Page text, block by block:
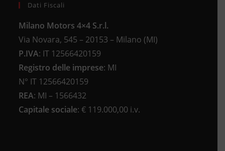
Dati Fiscali
Milano Motors 4×4 S.r.l.
Via Novara, 545 – 20153 – Milano (MI)
P.IVA: IT 12566420159
Registro delle imprese: MI
N° IT 12566420159
REA: MI – 1566432
Capitale sociale: € 119.000,00 i.v.